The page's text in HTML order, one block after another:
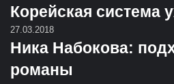
Корейская система
27.03.2018
Ника Набокова:
романы